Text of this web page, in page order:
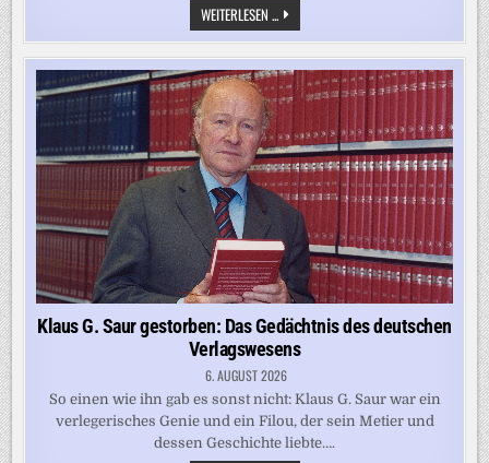
WEITERLESEN ... „BOOK
OF
NUMBERS“:
EIN
HISTORISCHER
ROMAN
ÜBER
UNSERE
GEGENWART
Klaus G. Saur gestorben: Das Gedächtnis des deutschen
Verlagswesens
6. AUGUST 2026
So einen wie ihn gab es sonst nicht: Klaus G. Saur war ein
verlegerisches Genie und ein Filou, der sein Metier und
dessen Geschichte liebte….